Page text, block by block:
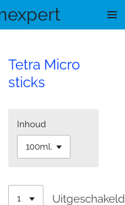
Tetra Micro
sticks
Inhoud
Uitgeschakeld